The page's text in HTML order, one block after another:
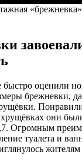
быстро оценили
брежневки,
они
Огромным
туалета и